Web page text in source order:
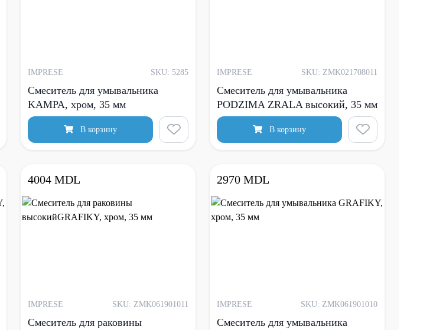
IMPRESE SKU: 5285
Смеситель для умывальника
KAMPA, хром, 35 мм
В корзину
IMPRESE SKU: ZMK021708011
Смеситель для умывальника
PODZIMA ZRALA высокий, 35 мм
В корзину
4004 MDL
IMPRESE SKU: ZMK061901011
Смеситель для раковины
2970 MDL
IMPRESE SKU: ZMK061901010
Смеситель для умывальника